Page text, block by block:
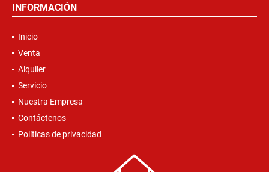
INFORMACIÓN
Inicio
Venta
Alquiler
Servicio
Nuestra Empresa
Contáctenos
Políticas de privacidad